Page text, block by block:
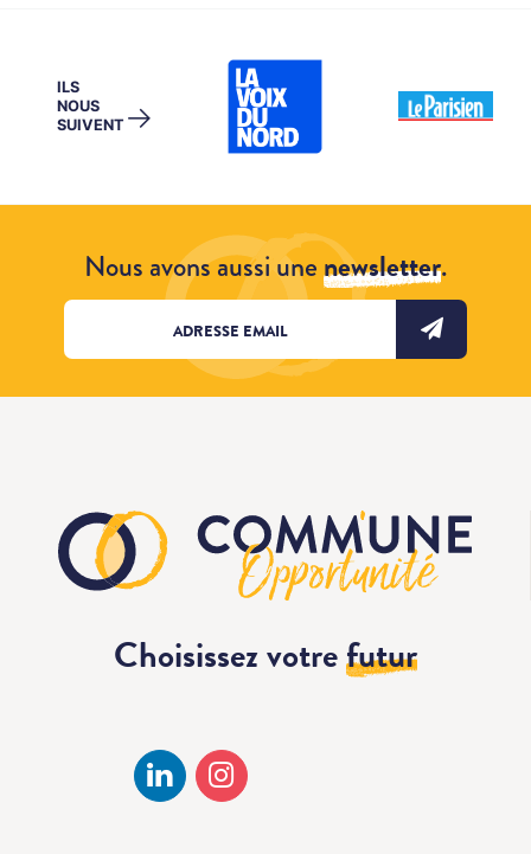
ILS
NOUS
SUIVENT →
Nous avons aussi unenewsletter.
Choisissez votrefutur